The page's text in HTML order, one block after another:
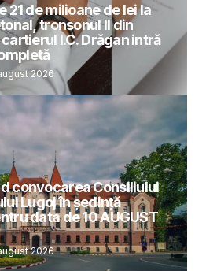
21 de milioane de lei la
tronsonul II din
I.C. Drăgan intră
2026
convocarea Consiliului
Lugoj în şedinţă
data de 10 AUGUST
2026